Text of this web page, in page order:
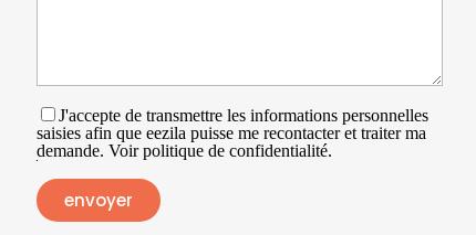
J'accepte de transmettre les informations personnelles
saisies afin que eezila puisse me recontacter et traiter ma
demande. Voir politique de confidentialité.